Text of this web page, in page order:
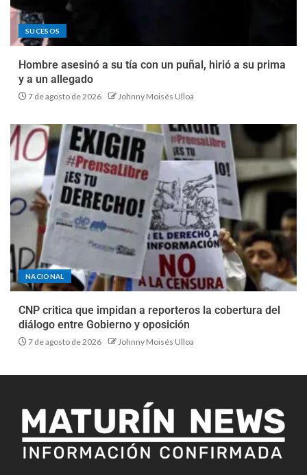
SUCESOS
Hombre asesinó a su tía con un puñal, hirió a su prima
y a un allegado
7 de agosto de 2026 Johnny Moisés Ulloa
NACIONAL
CNP critica que impidan a reporteros la cobertura del
diálogo entre Gobierno y oposición
7 de agosto de 2026 Johnny Moisés Ulloa